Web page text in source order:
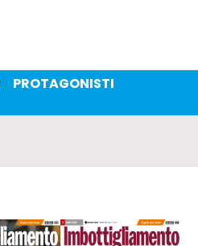
PROTAGONISTI